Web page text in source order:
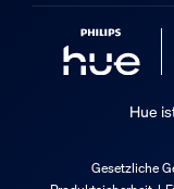
1.458 mm
Gesamte Länge
111 mm
Gesamte Breite
Hue
Gesetzliche